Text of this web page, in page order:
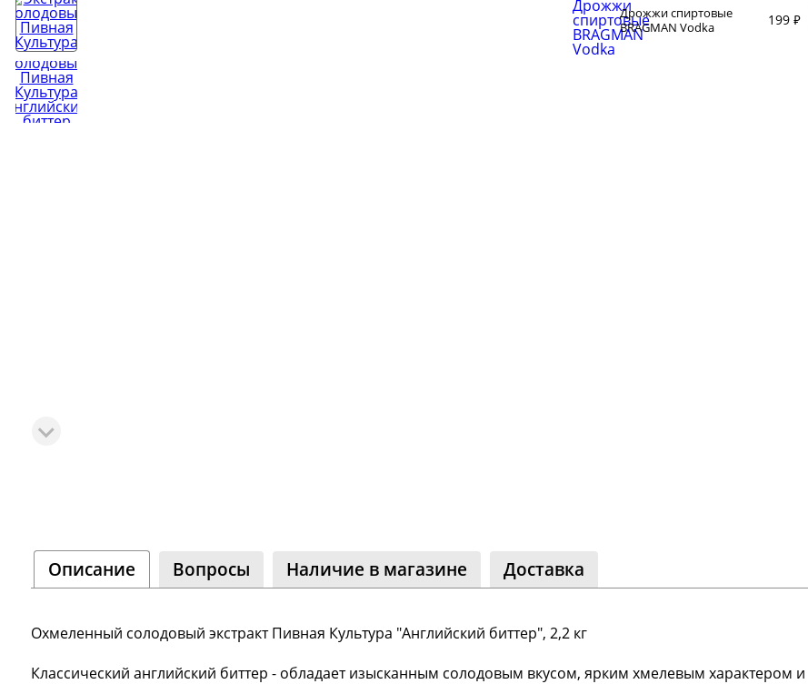
Виноделие
Сыроварение
Подарочные карты
автоклаве
Дрожжи спиртовые
BRAGMAN Vodka
199 ₽
Описание Вопросы Наличие в магазине Доставка
Охмеленный солодовый экстракт Пивная Культура "Английский биттер", 2,2 кг
Классический английский биттер - обладает изысканным солодовым вкусом, ярким хмелевым характером и
Реклама